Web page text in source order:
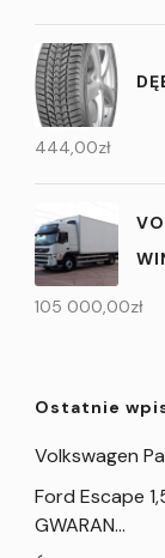
444,00zł
105 000,00zł
Ostatnie
Volkswagen
Ford Escape
GWARAN…